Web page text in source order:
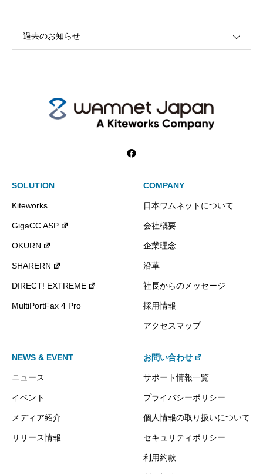
過去のお知らせ
SOLUTION
Kiteworks
GigaCC ASP
OKURN
SHARERN
DIRECT! EXTREME
MultiPortFax 4 Pro
COMPANY
日本ワムネットについて
会社概要
企業理念
沿革
社長からのメッセージ
採用情報
アクセスマップ
NEWS & EVENT
ニュース
イベント
メディア紹介
リリース情報
お問い合わせ
サポート情報一覧
プライバシーポリシー
個人情報の取り扱いについて
セキュリティポリシー
利用約款